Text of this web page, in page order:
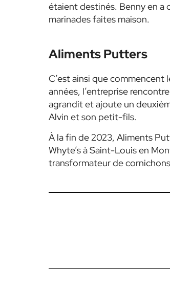
étaient destinés. Benny en a
marinades faites maison.
Aliments Putters
C’est ainsi que
années, l’entreprise
agrandit et ajoute un
Alvin et son petit-fils.
À la fin de 2023, Aliments
Whyte’s à Saint-Louis en
transformateur de